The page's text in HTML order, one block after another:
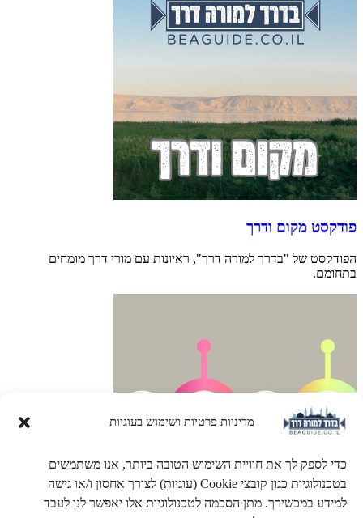
מדיניות פרטיות ושימוש בעוגיות
כדי לספק לך את חוויית השימוש הטובה ביותר, אנו משתמשים
בטכנולוגיות כגון קובצי Cookie (עוגיות) לצורך אחסון ו/או גישה
למידע במכשירך. מתן הסכמה לטכנולוגיות אלו יאפשר לנו לעבד
פודקסט מקום ודרך
הפודקסט של "בדרך למורה דרך", ראיונות עם מורי דרך מומחים
בתחומם.